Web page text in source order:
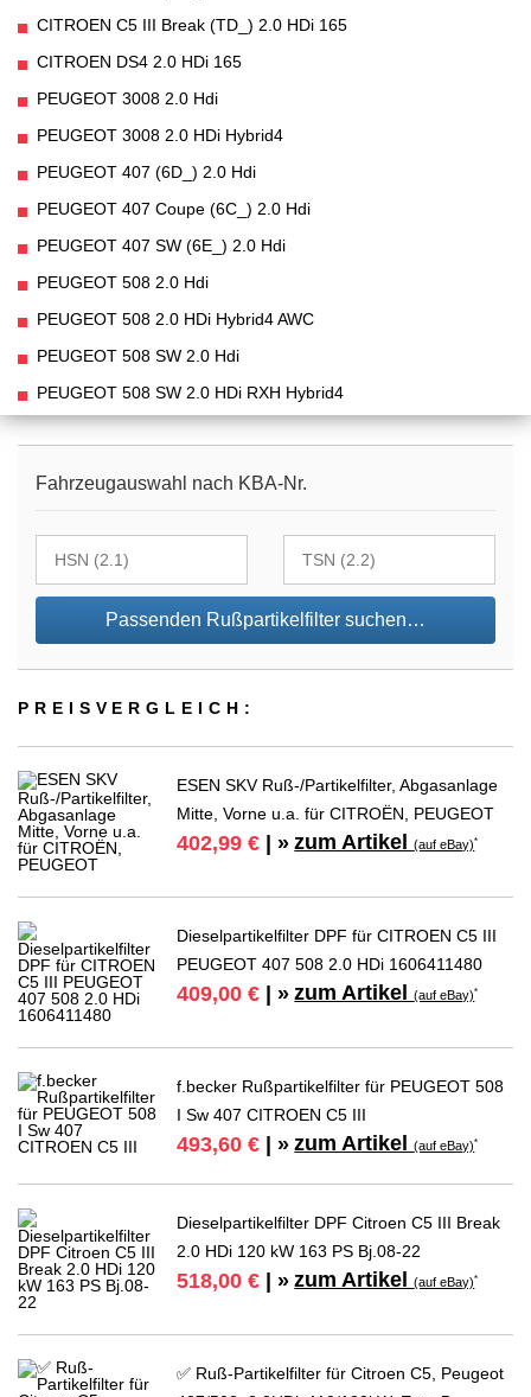
CITROEN C5 III Break (TD_) 2.0 HDi 165
CITROEN DS4 2.0 HDi 165
PEUGEOT 3008 2.0 Hdi
PEUGEOT 3008 2.0 HDi Hybrid4
PEUGEOT 407 (6D_) 2.0 Hdi
PEUGEOT 407 Coupe (6C_) 2.0 Hdi
PEUGEOT 407 SW (6E_) 2.0 Hdi
PEUGEOT 508 2.0 Hdi
PEUGEOT 508 2.0 HDi Hybrid4 AWC
PEUGEOT 508 SW 2.0 Hdi
PEUGEOT 508 SW 2.0 HDi RXH Hybrid4
Fahrzeugauswahl nach KBA-Nr.
Passenden Rußpartikelfilter suchen…
PREIS­VER­GLEICH:
ESEN SKV Ruß-/Partikelfilter, Abgasanlage
Mitte, Vorne u.a. für CITROËN, PEUGEOT
402,99 € | » zum Artikel(auf eBay)*
Dieselpartikelfilter DPF für CITROEN C5 III
PEUGEOT 407 508 2.0 HDi 1606411480
409,00 € | » zum Artikel(auf eBay)*
f.becker Rußpartikelfilter für PEUGEOT 508
I Sw 407 CITROEN C5 III
493,60 € | » zum Artikel(auf eBay)*
Dieselpartikelfilter DPF Citroen C5 III Break
2.0 HDi 120 kW 163 PS Bj.08-22
518,00 € | » zum Artikel(auf eBay)*
✅ Ruß-Partikelfilter für Citroen C5, Peugeot